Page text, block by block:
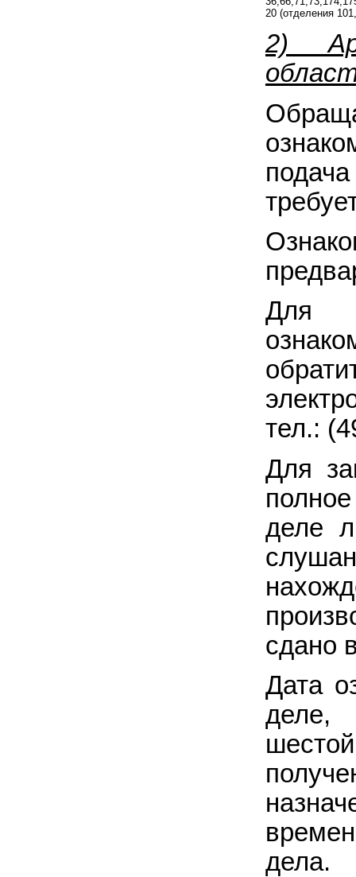
20 (отделения
2)
Для
тел.:
Для
деле
сдано
Дата
деле,
дела.